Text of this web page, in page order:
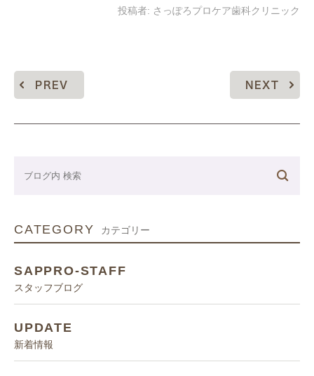
投稿者: さっぽろプロケア歯科クリニック
PREV NEXT
CATEGORY カテゴリー
SAPPRO-STAFF
スタッフブログ
UPDATE
新着情報